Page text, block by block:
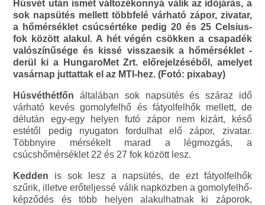
Húsvét után ismét változékonnyá válik az időjárás, a
sok napsütés mellett többfelé várható zápor, zivatar,
a hőmérséklet csúcsértéke pedig 20 és 25 Celsius-
fok között alakul. A hét végén csökken a csapadék
valószínűsége és kissé visszaesik a hőmérséklet -
derül ki a HungaroMet Zrt. előrejelzéséből, amelyet
vasárnap juttattak el az MTI-hez. (Fotó: pixabay)
Húsvéthétfőn általában sok napsütés és száraz idő
várható kevés gomolyfelhő és fátyolfelhők mellett, de
délután egy-egy helyen futó zápor nem kizárt, késő
estétől pedig nyugaton fordulhat elő zápor, zivatar.
Többnyire mérsékelt marad a légmozgás, a
csúcshőmérséklet 22 és 27 fok között lesz.
Kedden is sok lesz a napsütés, de ezt fátyolfelhők
szűrik, illetve erőteljessé válik napközben a gomolyfelhő-
képződés és több helyen alakulhatnak ki záporok,